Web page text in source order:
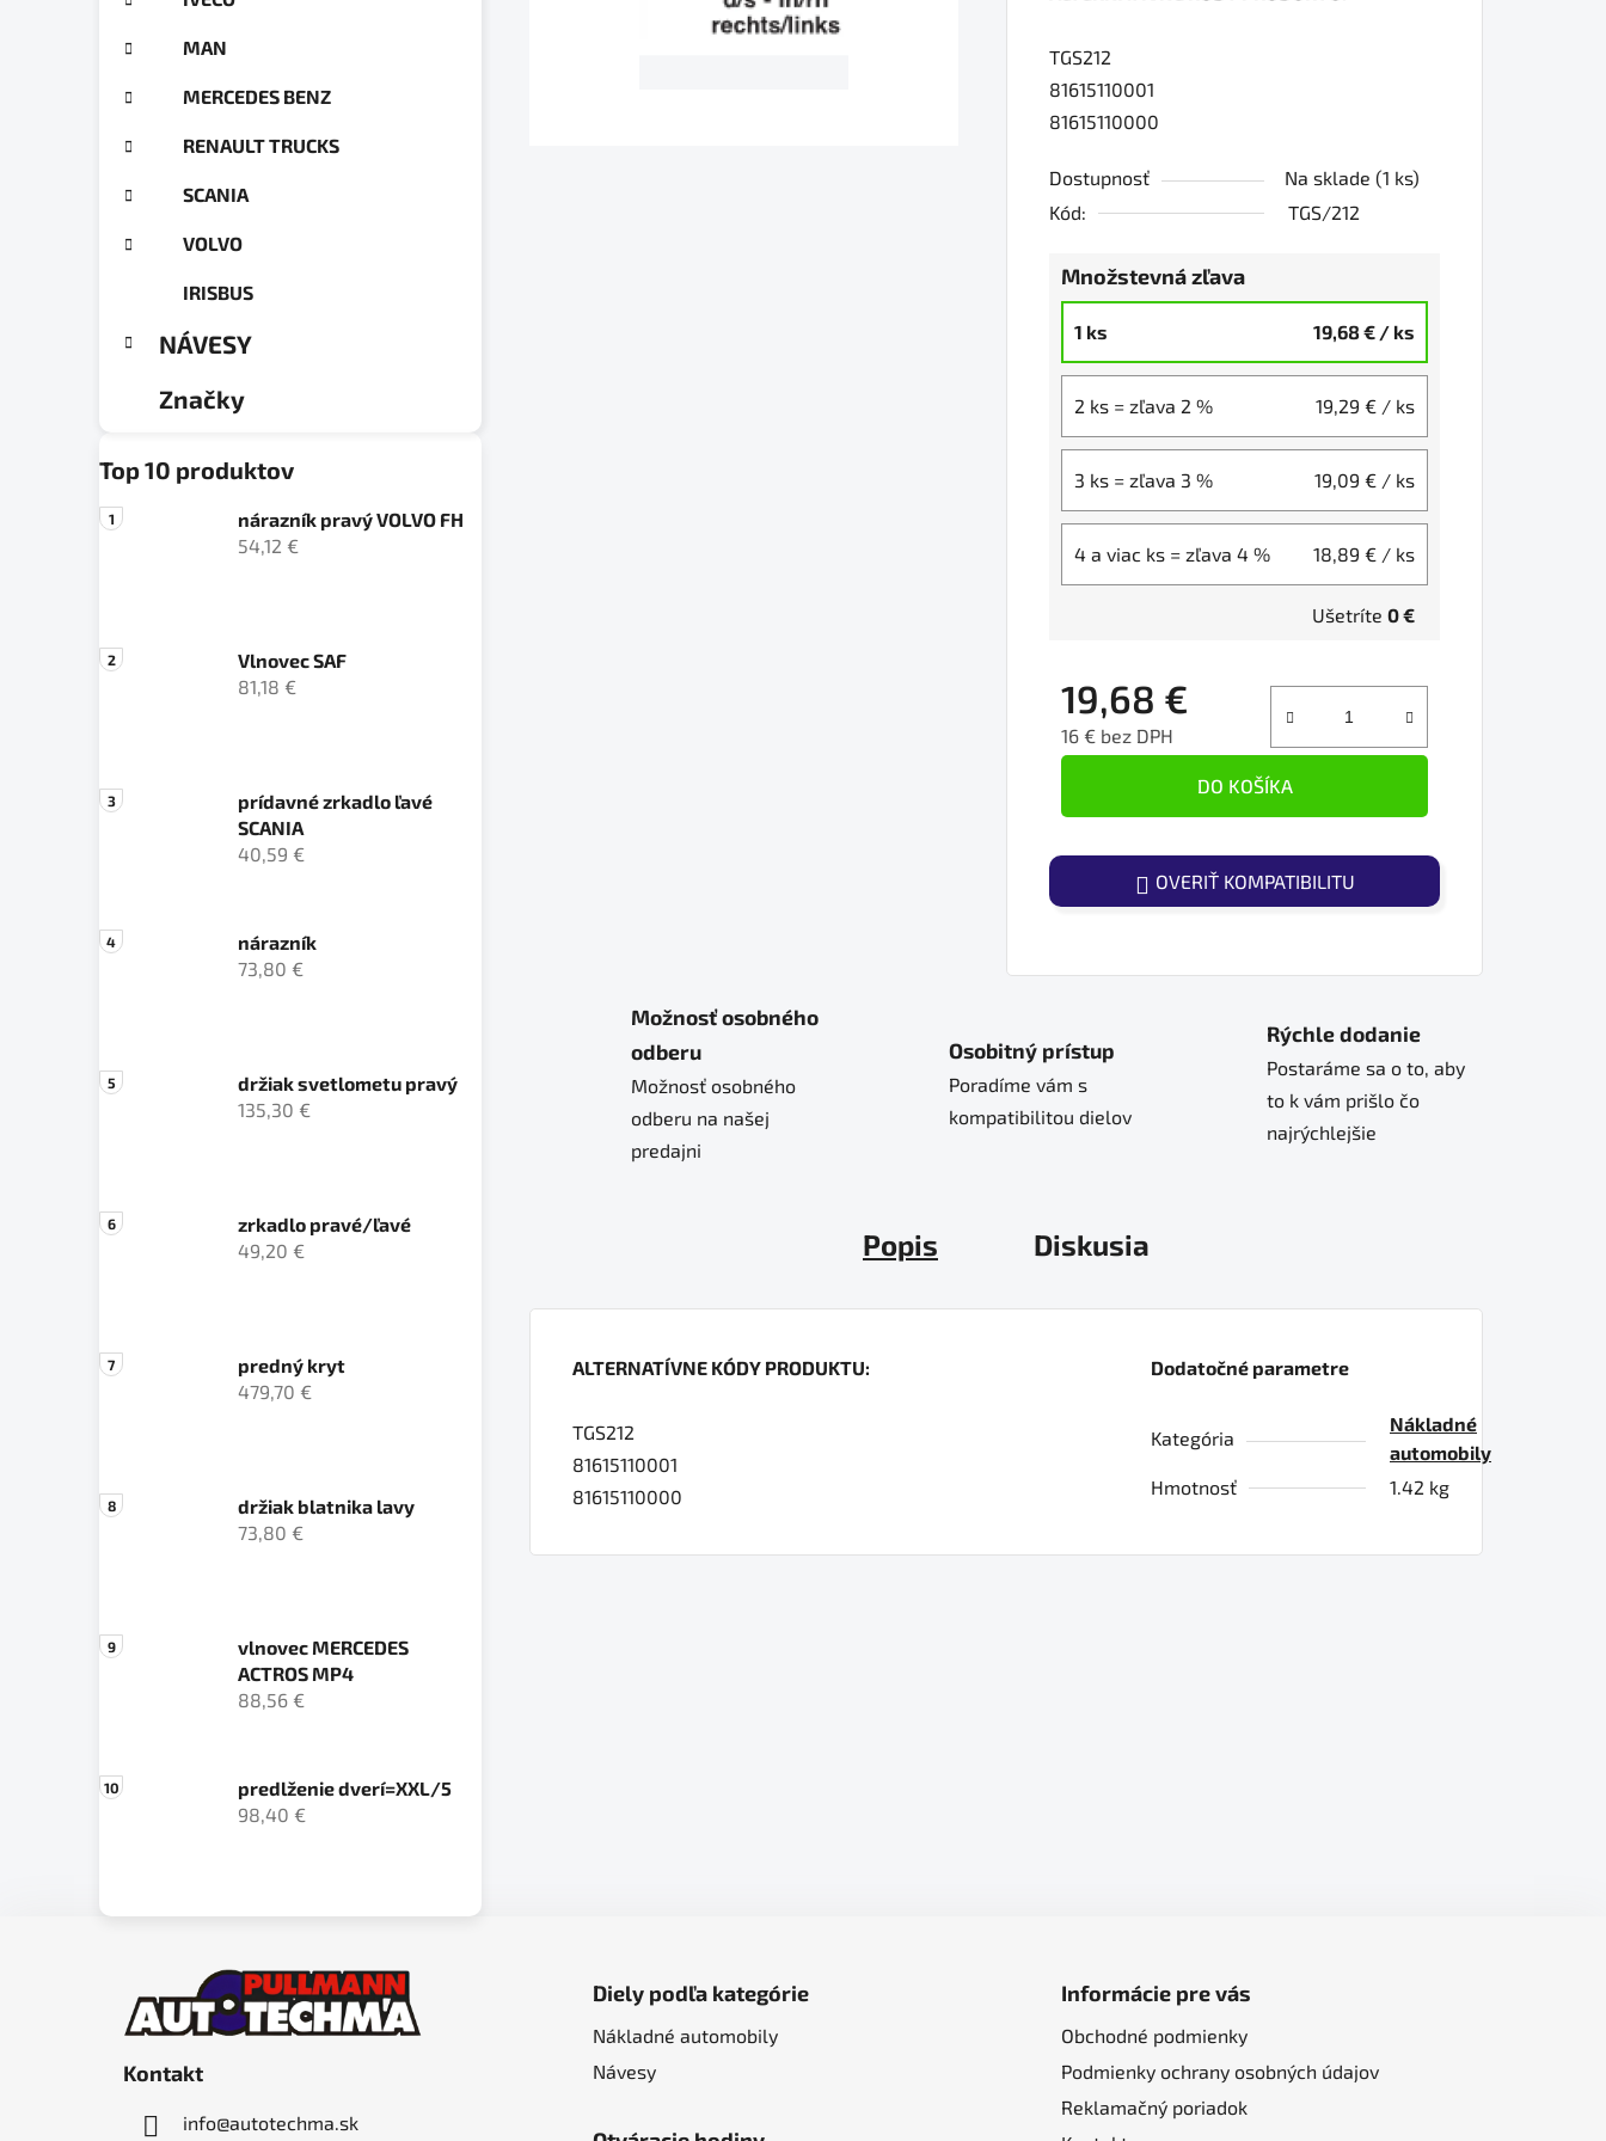
MAN
MERCEDES BENZ
RENAULT TRUCKS
SCANIA
VOLVO
IRISBUS
NÁVESY
Značky
Top 10 produktov
nárazník pravý VOLVO FH
54,12 €
Vlnovec SAF
81,18 €
prídavné zrkadlo ľavé
SCANIA
40,59 €
nárazník
73,80 €
držiak svetlometu pravý
135,30 €
zrkadlo pravé/ľavé
49,20 €
predný kryt
479,70 €
držiak blatnika lavy
73,80 €
vlnovec MERCEDES
ACTROS MP4
88,56 €
predlženie dverí=XXL/5
98,40 €
0,0
z
5
TGS212
81615110001
81615110000
Dostupnosť Na sklade (1 ks)
Kód:
TGS/212
Množstevná zľava
1 ks 19,68 € / ks
2 ks = zľava 2 % 19,29 € / ks
3 ks = zľava 3 % 19,09 € / ks
4 a viac ks = zľava 4 % 18,89 € / ks
Ušetríte 0 €
19,68 €
16 € bez DPH
DO KOŠÍKA
OVERIŤ KOMPATIBILITU
Možnosť osobného
odberu
Možnosť osobného
odberu na našej
predajni
Osobitný prístup
Poradíme vám s
kompatibilitou dielov
Rýchle dodanie
Postaráme sa o to, aby
to k vám prišlo čo
najrýchlejšie
Popis Diskusia
ALTERNATÍVNE KÓDY PRODUKTU:
TGS212
81615110001
81615110000
Dodatočné parametre
Kategória
Nákladné
automobily
Hmotnosť
1.42 kg
Kontakt
info@autotechma.sk
Diely podľa kategórie
Nákladné automobily
Návesy
Informácie pre vás
Obchodné podmienky
Podmienky ochrany osobných údajov
Reklamačný poriadok